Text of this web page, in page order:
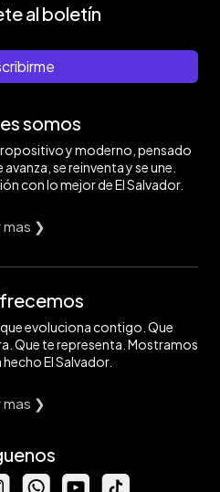
al boletín
somos
y moderno, pensado
se reinventa y se une.
con lo mejor de El Salvador.
mas ❯
evoluciona contigo. Que
Que te representa. Mostramos
El Salvador.
mas ❯